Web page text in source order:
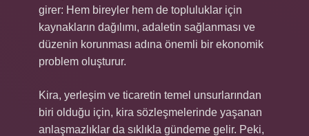
girer: Hem bireyler hem de topluluklar için
kaynakların dağılımı, adaletin sağlanması ve
düzenin korunması adına önemli bir ekonomik
problem oluşturur.
Kira, yerleşim ve ticaretin temel unsurlarından
biri olduğu için, kira sözleşmelerinde yaşanan
anlaşmazlıklar da sıklıkla gündeme gelir. Peki,